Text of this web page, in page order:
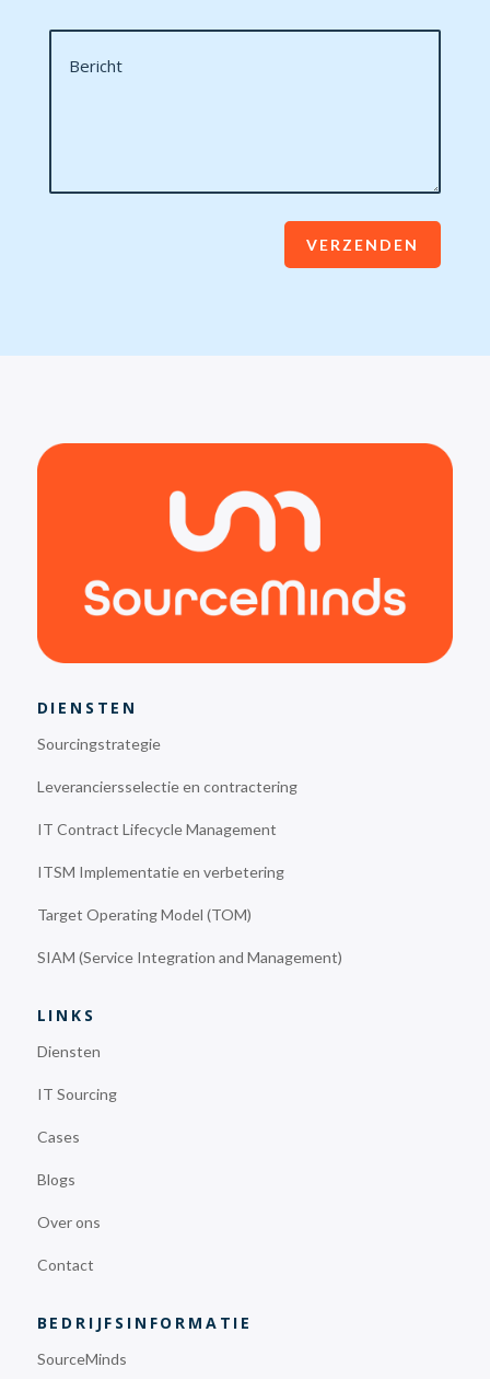
VERZENDEN
DIENSTEN
Sourcingstrategie
Leveranciersselectie en contractering
IT Contract Lifecycle Management
ITSM Implementatie en verbetering
Target Operating Model (TOM)
SIAM (Service Integration and Management)
LINKS
Diensten
IT Sourcing
Cases
Blogs
Over ons
Contact
BEDRIJFSINFORMATIE
SourceMinds